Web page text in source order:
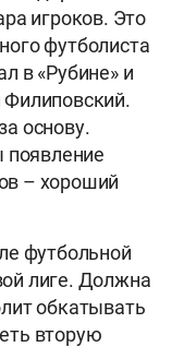
игроков. Это
футболиста
в «Рубине» и
основу.
появление
– хороший
футбольной
лиге. Должна
обкатывать
вторую